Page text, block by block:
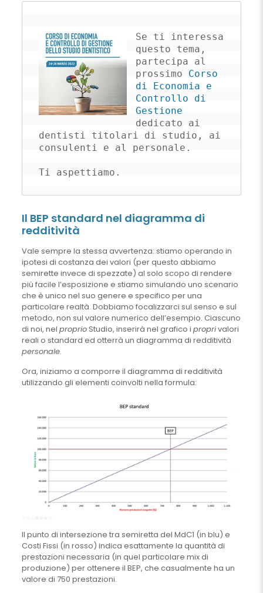
Se ti interessa
questo tema,
partecipa al
prossimo Corso
di Economia e
Controllo di
Gestione
dedicato ai
dentisti titolari di studio, ai
consulenti e al personale.
Ti aspettiamo.
Il BEP standard nel diagramma di
redditività
Vale sempre la stessa avvertenza: stiamo operando in
ipotesi di costanza dei valori (per questo abbiamo
semirette invece di spezzate) al solo scopo di rendere
più facile l’esposizione e stiamo simulando uno scenario
che è unico nel suo genere e specifico per una
particolare realtà. Dobbiamo focalizzarci sul senso e sul
metodo, non sul valore numerico dell’esempio. Ciascuno
di noi, nel proprioStudio, inserirà nel grafico i proprivalori
reali o standard ed otterrà un diagramma di redditività
personale.
Ora, iniziamo a comporre il diagramma di redditività
utilizzando gli elementi coinvolti nella formula:
Il punto di intersezione tra semiretta del MdC1 (in blu) e
Costi Fissi (in rosso) indica esattamente la quantità di
prestazioni necessaria (in quel particolare mix di
produzione) per ottenere il BEP, che casualmente ha un
valore di 750 prestazioni.